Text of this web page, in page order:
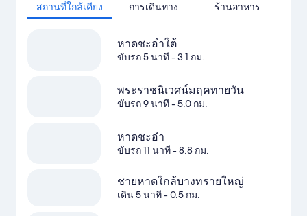
สถานที่ใกล้เคียง การเดินทาง ร้านอาหาร
หาดชะอำใต้
ขับรถ 5 นาที- 3.1 กม.
พระราชนิเวศน์มฤคทายวัน
ขับรถ 9 นาที- 5.0 กม.
หาดชะอำ
ขับรถ 11 นาที- 8.8 กม.
ชายหาดใกล้บางทรายใหญ่
เดิน 5 นาที- 0.5 กม.